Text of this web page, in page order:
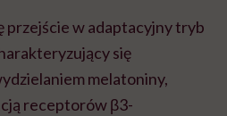
przejście w adaptacyjny tryb
się
melatoniny,
receptorów β3-